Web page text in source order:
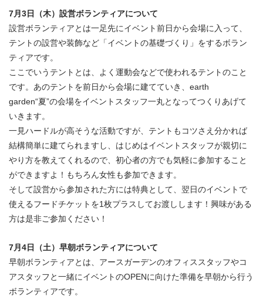
7月3日（木）設営ボランティアについて
設営ボランティアとは一足先にイベント前日から会場に入って、
テントの設営や装飾など「イベントの基礎づくり」をするボラン
ティアです。
ここでいうテントとは、よく運動会などで使われるテントのこと
です。あのテントを前日から会場に建てていき、earth
garden“夏”の会場をイベントスタッフ一丸となってつくりあげて
いきます。
一見ハードルが高そうな活動ですが、テントもコツさえ分かれば
結構簡単に建てられますし、はじめはイベントスタッフが親切に
やり方を教えてくれるので、初心者の方でも気軽に参加すること
ができますよ！もちろん女性も参加できます。
そして設営から参加された方には特典として、翌日のイベントで
使えるフードチケットを1枚プラスしてお渡しします！興味がある
方は是非ご参加ください！
7月4日（土）早朝ボランティアについて
早朝ボランティアとは、アースガーデンのオフィススタッフやコ
アスタッフと一緒にイベントのOPENに向けた準備を早朝から行う
ボランティアです。